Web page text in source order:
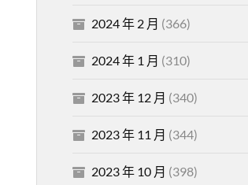
2024 年 2 月 (366)
2024 年 1 月 (310)
2023 年 12 月 (340)
2023 年 11 月 (344)
2023 年 10 月 (398)